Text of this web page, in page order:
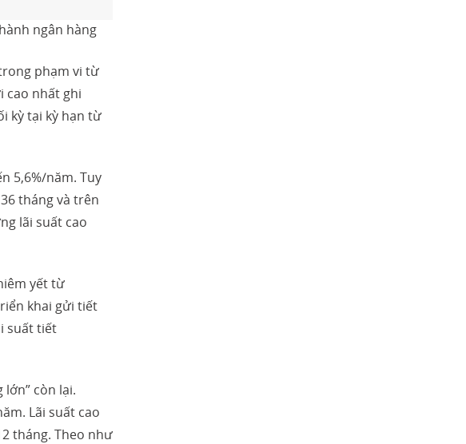
ngân hàng
phạm vi từ
cao nhất ghi
kỳ tại kỳ hạn từ
5,6%/năm. Tuy
tháng và trên
lãi suất cao
yết từ
khai gửi tiết
suất tiết
còn lại.
Lãi suất cao
tháng. Theo như